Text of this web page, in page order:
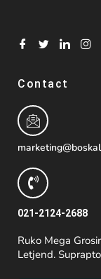
Contact
021-2124-2688
Ruko Mega
Letjend.